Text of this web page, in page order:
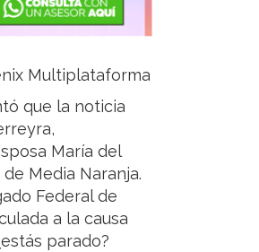
Multiplataforma
que la noticia
María del
Media Naranja.
Federal de
a la causa
parado?